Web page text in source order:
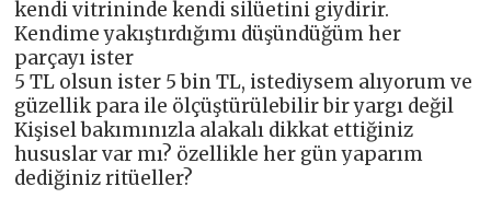
kendi vitrininde kendi silüetini giydirir.
Kendime yakıştırdığımı düşündüğüm her
parçayı ister
5 TL olsun ister 5 bin TL, istediysem alıyorum ve
güzellik para ile ölçüştürülebilir bir yargı değil
Kişisel bakımınızla alakalı dikkat ettiğiniz
hususlar var mı? özellikle her gün yaparım
dediğiniz ritüeller?